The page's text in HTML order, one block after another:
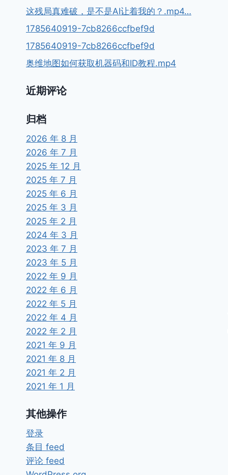
天天象棋残局挑战469期
这残局真难破，是不是AI让着我的？.mp4…
1785640919-7cb8266ccfbef9d
1785640919-7cb8266ccfbef9d
奥维地图如何获取机器码和ID教程.mp4
近期评论
归档
2026 年 8 月
2026 年 7 月
2025 年 12 月
2025 年 7 月
2025 年 6 月
2025 年 3 月
2025 年 2 月
2024 年 3 月
2023 年 7 月
2023 年 5 月
2022 年 9 月
2022 年 6 月
2022 年 5 月
2022 年 4 月
2022 年 2 月
2021 年 9 月
2021 年 8 月
2021 年 2 月
2021 年 1 月
其他操作
登录
条目 feed
评论 feed